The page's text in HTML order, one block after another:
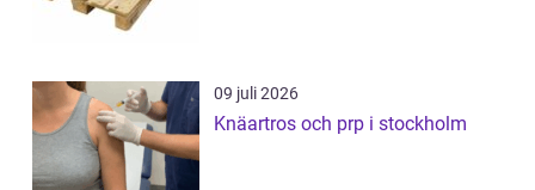
09 juli 2026
Knäartros och prp i stockholm